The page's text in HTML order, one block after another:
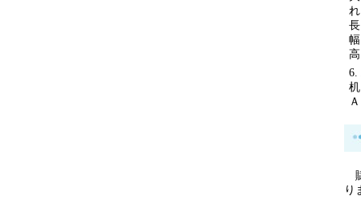
り